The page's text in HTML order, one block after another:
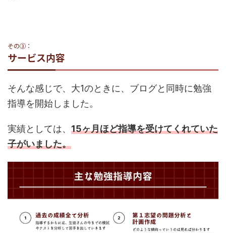
その③：
サービス内容
そんな感じで、大1のときに、ブログと同時に勉強
指導を開始しました。
実績としては、 15ヶ月ほど指導を受けてくれていた
子がいました。